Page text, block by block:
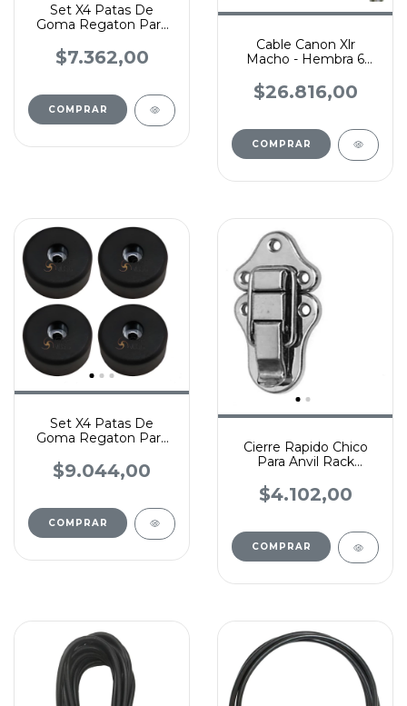
Set X4 Patas De
Goma Regaton Para
26x15mm
$7.362,00
COMPRAR
Cable Canon Xlr
Macho - Hembra 6
Profesional
$26.816,00
Set X4 Patas De
Goma Regaton Para
40x16mm
$9.044,00
COMPRAR
Cierre Rapido Chico
Para Anvil Rack
$4.102,00